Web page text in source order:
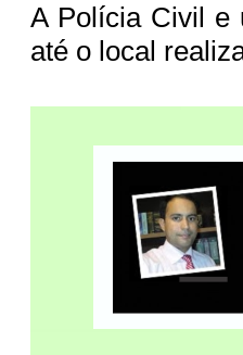
A Polícia Civil e
até o local